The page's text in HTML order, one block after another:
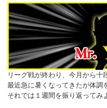
リーグ戦が終わり、今月から十
最近急に暑くなってきたが体調
それでは１週間を振り返ってみ